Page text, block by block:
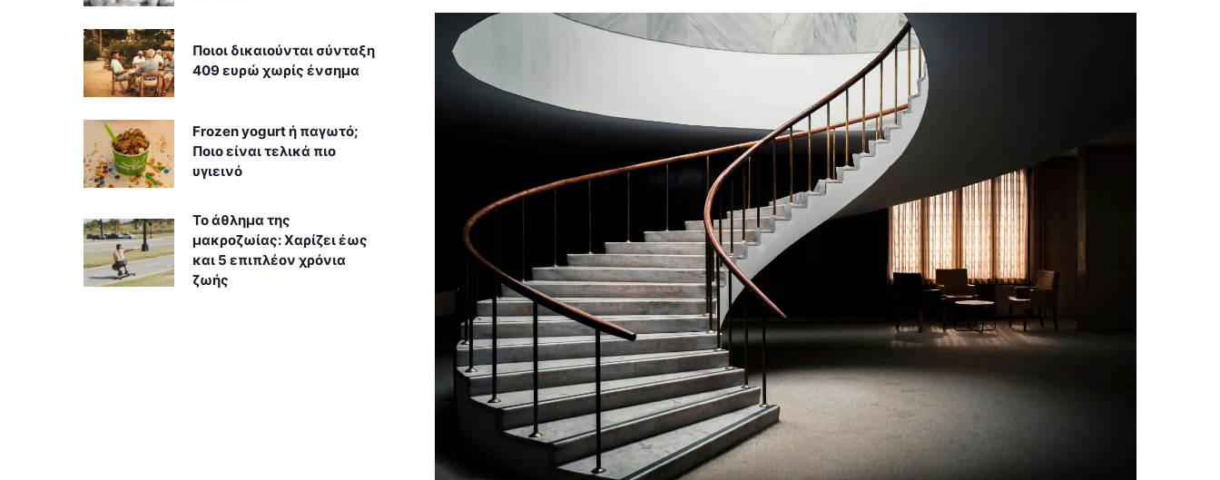
Ποιοι δικαιούνται σύνταξη
409 ευρώ χωρίς ένσημα
Frozen yogurt ή παγωτό;
Ποιο είναι τελικά πιο
υγιεινό
Το άθλημα της
μακροζωίας: Χαρίζει έως
και 5 επιπλέον χρόνια
ζωής